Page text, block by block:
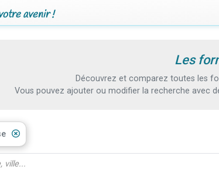
avenir !
Les
Découvrez et comparez toutes les
Vous pouvez ajouter ou modifier la recherche avec